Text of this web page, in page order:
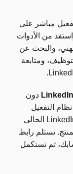
مباشر على
من الأدوات
والبحث عن
ومتابعة
دون
التفعيل
باللينك يمنحك طريقة عملية لترقية حساب LinkedIn الحالي
تستلم رابط
ثم تستكمل